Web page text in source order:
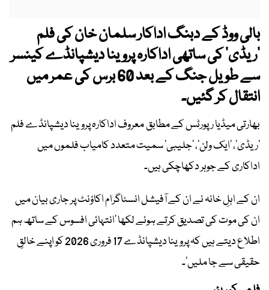
بالی ووڈ کے دبنگ اداکار سلمان خان کی فلم
‘ریڈی’ کی ساتھی اداکارہ پروینا دیشپانڈے کینسر
سے طویل جنگ کے بعد 60 برس کی عمر میں
انتقال کر گئیں۔
بھارتی میڈیا رپورٹس کے مطابق معروف اداکارہ پروینا دیشپانڈے فلم
’ریڈی‘، ’ایک ولن‘، ’جلیبی‘ سمیت متعدد کامیاب فلموں میں
اداکاری کے جوہر دکھاچکی ہیں۔
ان کے اہلِ خانہ نے ان کے آفیشل انسٹاگرام اکاؤنٹ پر جاری بیان میں
ان کی موت کی تصدیق کرتے ہوئے لکھا ’انتہائی افسوس کے ساتھ ہم
اطلاع دیتے ہیں کہ پروینا دیشپانڈے 17 فروری 2026 کو اپنے خالقِ
حقیقی سے جا ملیں‘۔